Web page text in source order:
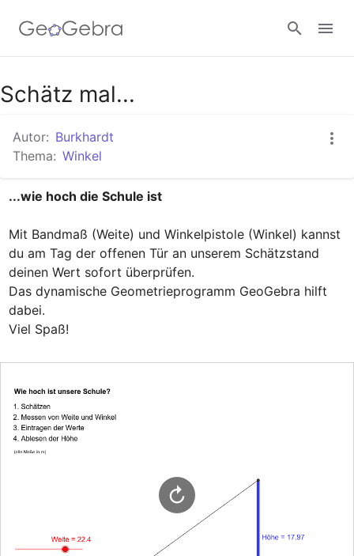
Google Classroom
GeoGebra Classroom
Anmelden
Schätz mal...
Autor: Burkhardt
Thema: Winkel
...wie hoch die Schule ist
Mit Bandmaß (Weite) und Winkelpistole (Winkel) kannst
du am Tag der offenen Tür an unserem Schätzstand
deinen Wert sofort überprüfen.
Das dynamische Geometrieprogramm GeoGebra hilft
dabei.
Viel Spaß!